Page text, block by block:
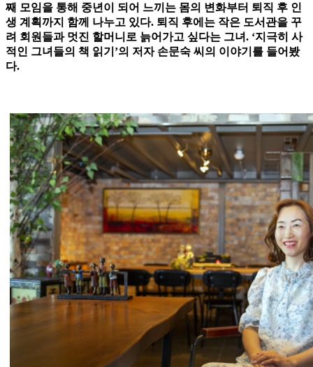
째 모임을 통해 중년이 되어 느끼는 몸의 변화부터 퇴직 후 인
생 계획까지 함께 나누고 있다. 퇴직 후에는 작은 도서관을 꾸
려 회원들과 멋진 할머니로 늙어가고 싶다는 그녀. ‘지극히 사
적인 그녀들의 책 읽기’의 저자 손문숙 씨의 이야기를 들어봤
다.